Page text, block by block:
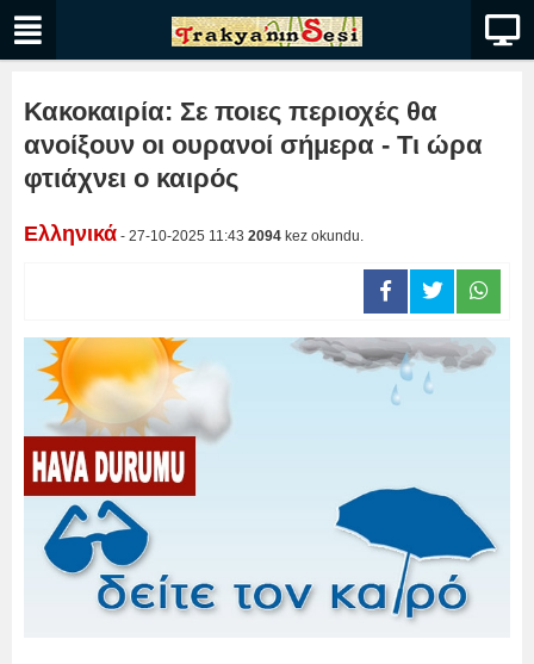
Κακοκαιρία: Σε ποιες περιοχές θα
ανοίξουν οι ουρανοί σήμερα - Τι ώρα
φτιάχνει ο καιρός
Ελληνικά - 27-10-2025 11:43 2094 kez okundu.